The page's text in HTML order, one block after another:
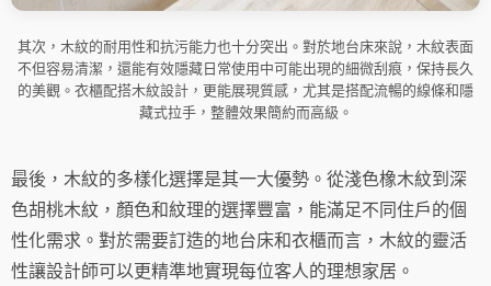
其次，木紋的耐用性和抗污能力也十分突出。對於地台床來說，木紋表面
不但容易清潔，還能有效隱藏日常使用中可能出現的細微刮痕，保持長久
的美觀。衣櫃配搭木紋設計，更能展現質感，尤其是搭配流暢的線條和隱
藏式拉手，整體效果簡約而高級。
最後，木紋的多樣化選擇是其一大優勢。從淺色橡木紋到深
色胡桃木紋，顏色和紋理的選擇豐富，能滿足不同住戶的個
性化需求。對於需要訂造的地台床和衣櫃而言，木紋的靈活
性讓設計師可以更精準地實現每位客人的理想家居。